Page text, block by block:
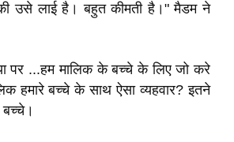
उसे लाई है। बहुत कीमती है।" मैडम ने
पर ...हम मालिक के बच्चे के लिए जो करे
हमारे बच्चे के साथ ऐसा व्यहवार? इतने
बच्चे।